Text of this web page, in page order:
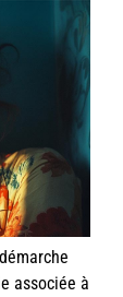
associée à